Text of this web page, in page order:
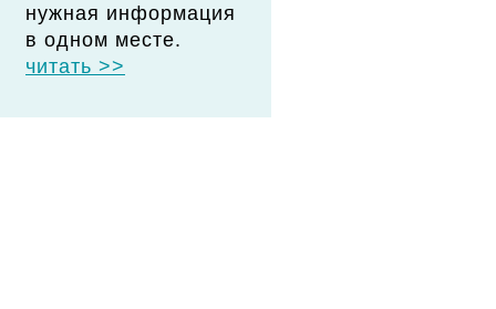
нужная информация
в одном месте.
читать >>